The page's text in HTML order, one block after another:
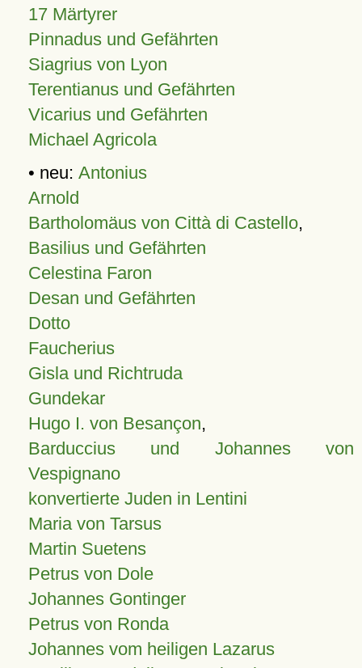
17 Märtyrer
Pinnadus und Gefährten
Siagrius von Lyon
Terentianus und Gefährten
Vicarius und Gefährten
Michael Agricola
• neu: Antonius
Arnold
Bartholomäus von Città di Castello,
Basilius und Gefährten
Celestina Faron
Desan und Gefährten
Dotto
Faucherius
Gisla und Richtruda
Gundekar
Hugo I. von Besançon,
Barduccius und Johannes von
Vespignano
konvertierte Juden in Lentini
Maria von Tarsus
Martin Suetens
Petrus von Dole
Johannes Gontinger
Petrus von Ronda
Johannes vom heiligen Lazarus